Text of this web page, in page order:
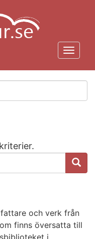
och verk från
finns översatta till
i